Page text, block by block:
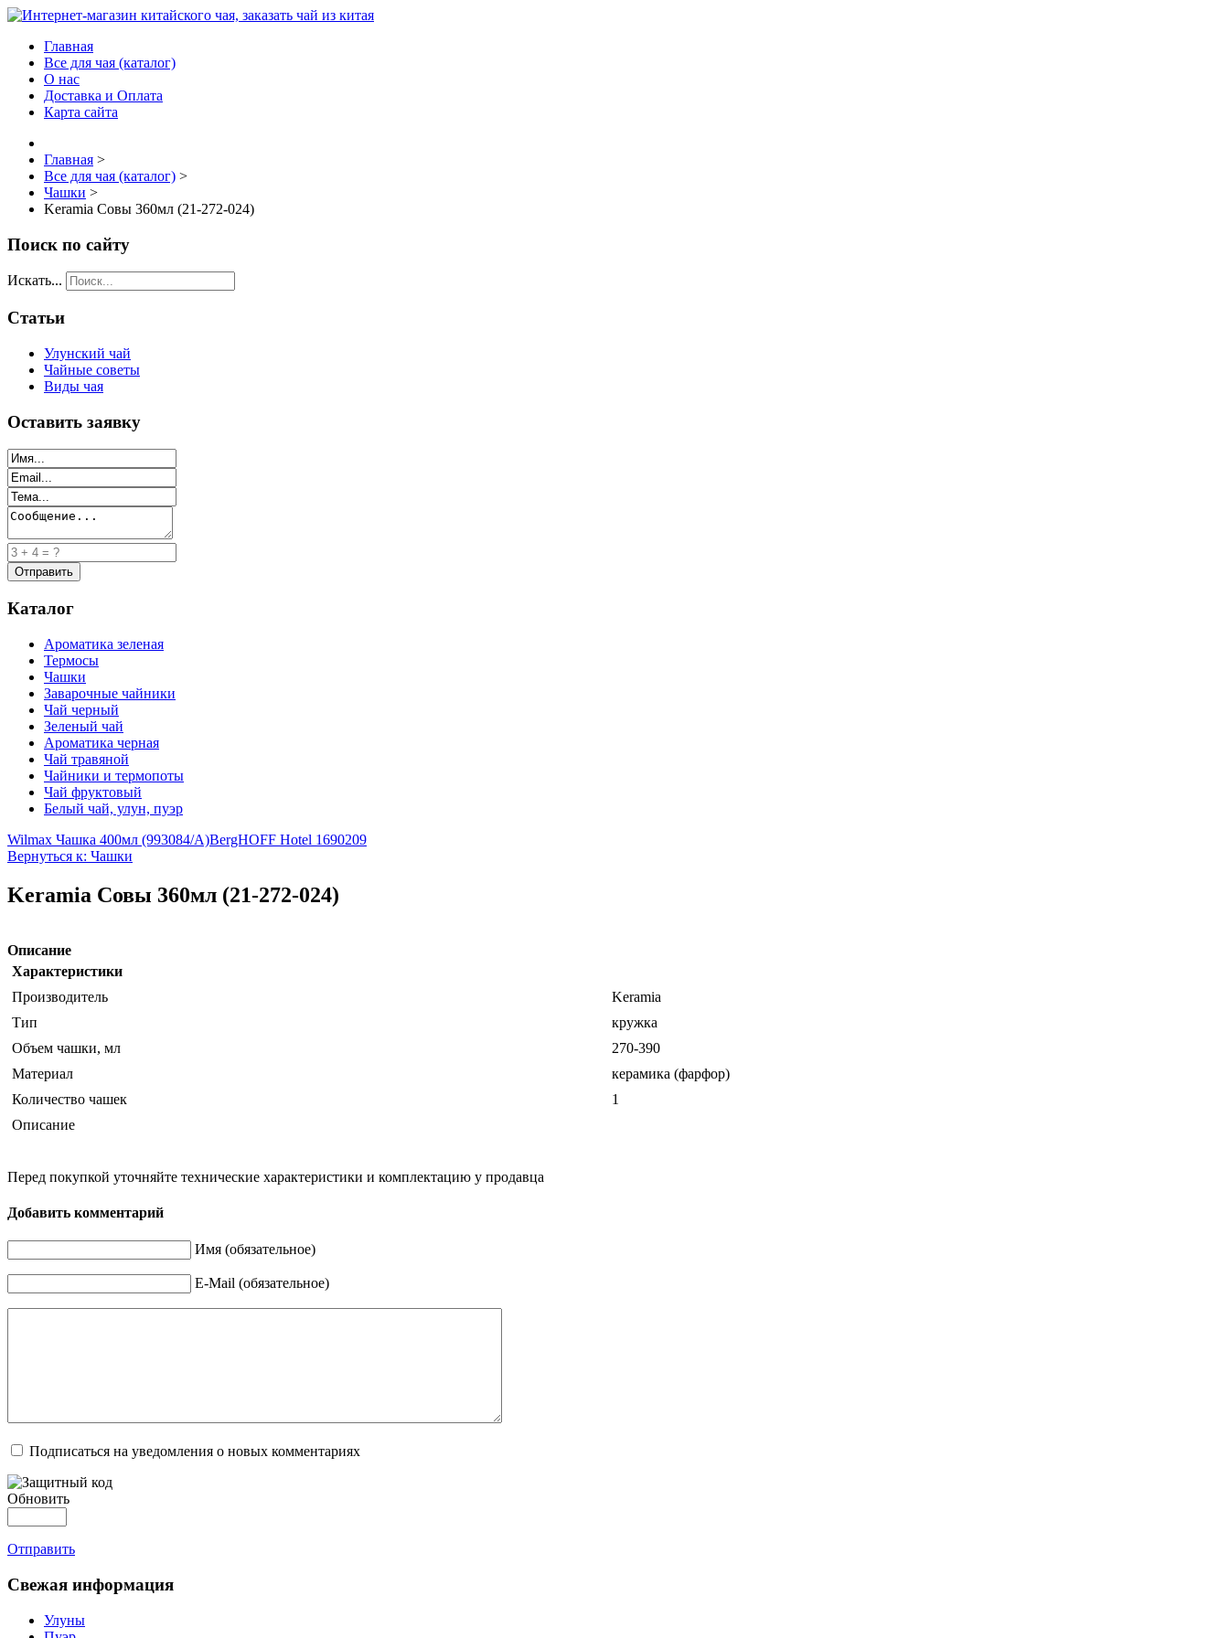
Главная
Все для чая (каталог)
О нас
Доставка и Оплата
Карта сайта
Главная >
Все для чая (каталог) >
Чашки >
Keramia Совы 360мл (21-272-024)
Поиск по сайту
Искать...
Статьи
Улунский чай
Чайные советы
Виды чая
Оставить заявку
Каталог
Ароматика зеленая
Термосы
Чашки
Заварочные чайники
Чай черный
Зеленый чай
Ароматика черная
Чай травяной
Чайники и термопоты
Чай фруктовый
Белый чай, улун, пуэр
Wilmax Чашка 400мл (993084/А)BergHOFF Hotel 1690209
Вернуться к: Чашки
Keramia Совы 360мл (21-272-024)
Описание
Характеристики
Производитель
Keramia
Тип
кружка
Объем чашки, мл
270-390
Материал
керамика (фарфор)
Количество чашек
1
Описание
Перед покупкой уточняйте технические характеристики и комплектацию у продавца
Добавить комментарий
Имя (обязательное)
E-Mail (обязательное)
Подписаться на уведомления о новых комментариях
Обновить
Отправить
Свежая информация
Улуны